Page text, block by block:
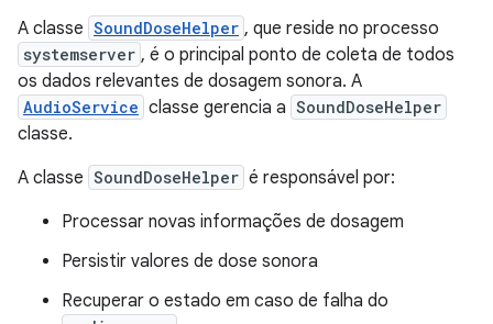
A classe SoundDoseHelper , que reside no processo
systemserver , é o principal ponto de coleta de todos
os dados relevantes de dosagem sonora. A
AudioService classe gerencia a SoundDoseHelper
classe.
A classe SoundDoseHelper é responsável por:
Processar novas informações de dosagem
Persistir valores de dose sonora
Recuperar o estado em caso de falha do